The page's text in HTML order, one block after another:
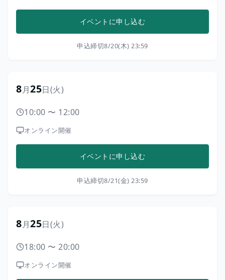
イベントに申し込む
申込締切8/20(木) 23:59
8月25日(火)
10:00 〜 12:00
オンライン開催
イベントに申し込む
申込締切8/21(金) 23:59
8月25日(火)
18:00 〜 20:00
オンライン開催